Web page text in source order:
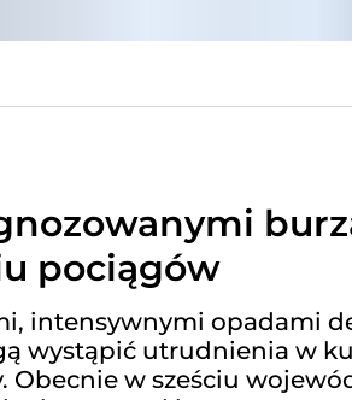
pociągów
intensywnymi opadami
wystąpić utrudnienia w
Obecnie w sześciu